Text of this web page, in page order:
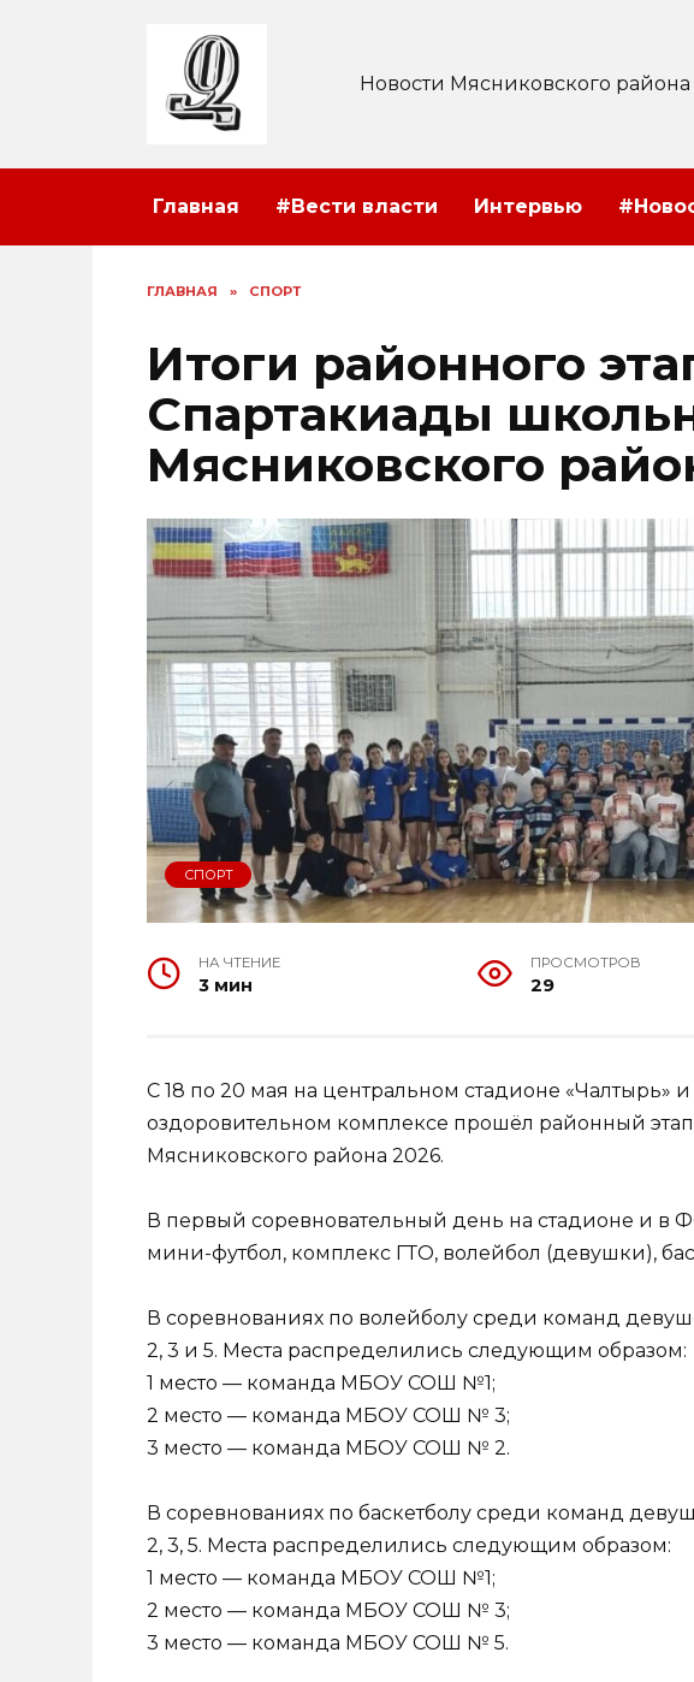
Новости Мясниковского района
Главная #Вести власти Интервью
ГЛАВНАЯ » СПОРТ
Итоги районного
Спартакиады
Мясниковского
СПОРТ
НА ЧТЕНИЕ
3 мин
ПРОСМОТРОВ
29
С 18 по 20 мая на центральном стадионе «Чалтырь»
оздоровительном комплексе прошёл районный
Мясниковского района 2026.
В первый соревновательный день на стадионе и в
мини-футбол, комплекс ГТО, волейбол (девушки),
В соревнованиях по волейболу среди команд
2, 3 и 5. Места распределились следующим образом:
1 место — команда МБОУ СОШ №1;
2 место — команда МБОУ СОШ № 3;
3 место — команда МБОУ СОШ № 2.
В соревнованиях по баскетболу среди команд
2, 3, 5. Места распределились следующим образом:
1 место — команда МБОУ СОШ №1;
2 место — команда МБОУ СОШ № 3;
3 место — команда МБОУ СОШ № 5.